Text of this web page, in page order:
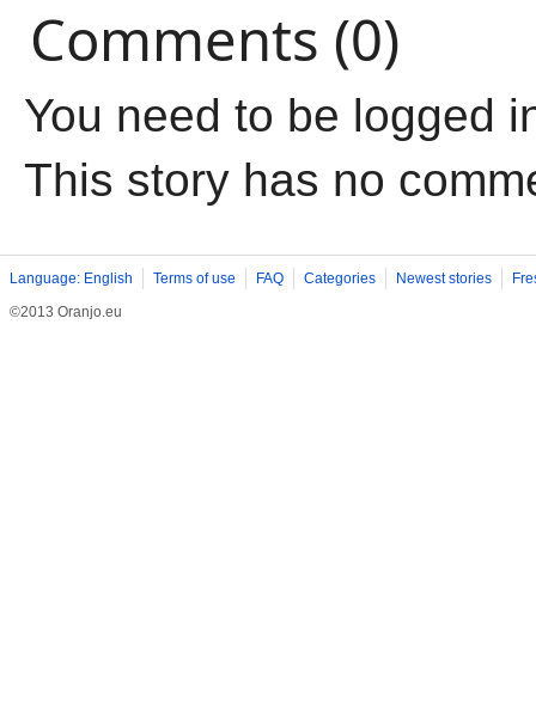
Comments (0)
You need to be logged
This story has no
Language: English Terms of use FAQ Categories Newest stories
©2013 Oranjo.eu